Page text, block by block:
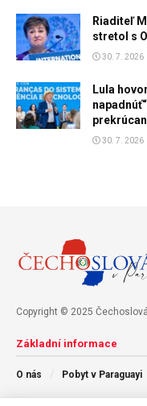
Riaditeľ
stretol s
30. 7. 2026
Lula
30. 7. 2026
Copyright © 2025
Základní informace
O nás Pobyt v Paraguayi